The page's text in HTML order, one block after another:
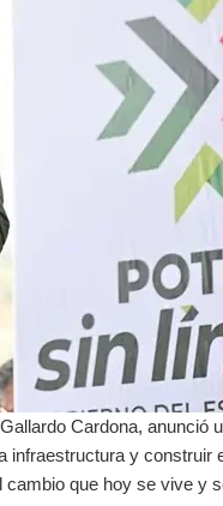
Cardona, anunció
infraestructura y construir
que hoy se vive y